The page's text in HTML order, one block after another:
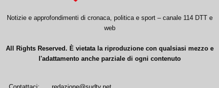
Notizie e approfondimenti di cronaca, politica e sport – canale 114 DTT e
web
All Rights Reserved. È vietata la riproduzione con qualsiasi mezzo e
l'adattamento anche parziale di ogni contenuto